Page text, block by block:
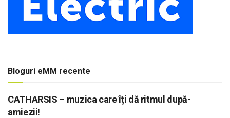
Bloguri eMM recente
CATHARSIS – muzica care îți dă ritmul după-
amiezii!